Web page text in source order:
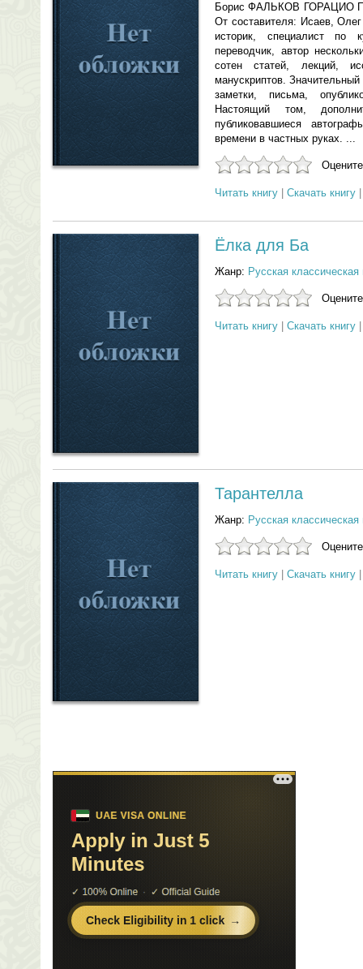
Борис ФАЛЬКОВ ГОРАЦИО
От составителя: Исаев,
историк, специалист по
переводчик, автор
сотен статей, лекций,
манускриптов.
заметки, письма,
Настоящий том,
публиковавшиеся
времени в частных руках. ...
Читать книгу Скачать книгу
Ёлка для Ба
Жанр: Русская классическая
Читать книгу Скачать книгу
Тарантелла
Жанр: Русская классическая
Читать книгу Скачать книгу